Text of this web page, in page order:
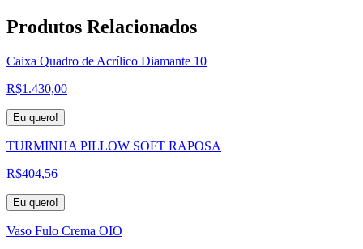
Produtos Relacionados
Caixa Quadro de Acrílico Diamante 10
R$1.430,00
Eu quero!
TURMINHA PILLOW SOFT RAPOSA
R$404,56
Eu quero!
Vaso Fulo Crema OIO